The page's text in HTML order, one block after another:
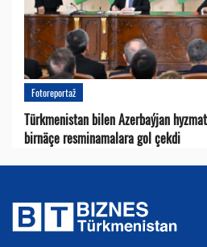
Fotoreportaž
Türkmenistan bilen Azerbaýjan
birnäçe resminamalara gol çekdi